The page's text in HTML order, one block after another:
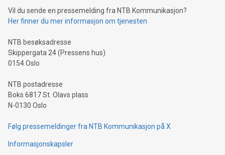
Vil du sende en pressemelding fra NTB Kommunikasjon?
Her finner du mer informasjon om tjenesten
NTB besøksadresse
Skippergata 24 (Pressens hus)
0154 Oslo
NTB postadresse
Boks 6817 St. Olavs plass
N-0130 Oslo
Følg pressemeldinger fra NTB Kommunikasjon på X
Informasjonskapsler